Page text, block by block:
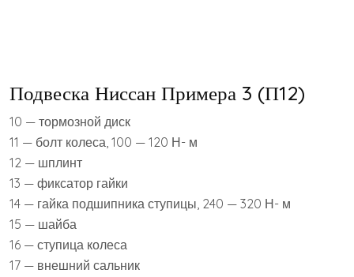
Подвеска Ниссан Примера 3 (П12)
10 — тормозной диск
11 — болт колеса, 100 — 120 Н- м
12 — шплинт
13 — фиксатор гайки
14 — гайка подшипника ступицы, 240 — 320 Н- м
15 — шайба
16 — ступица колеса
17 — внешний сальник